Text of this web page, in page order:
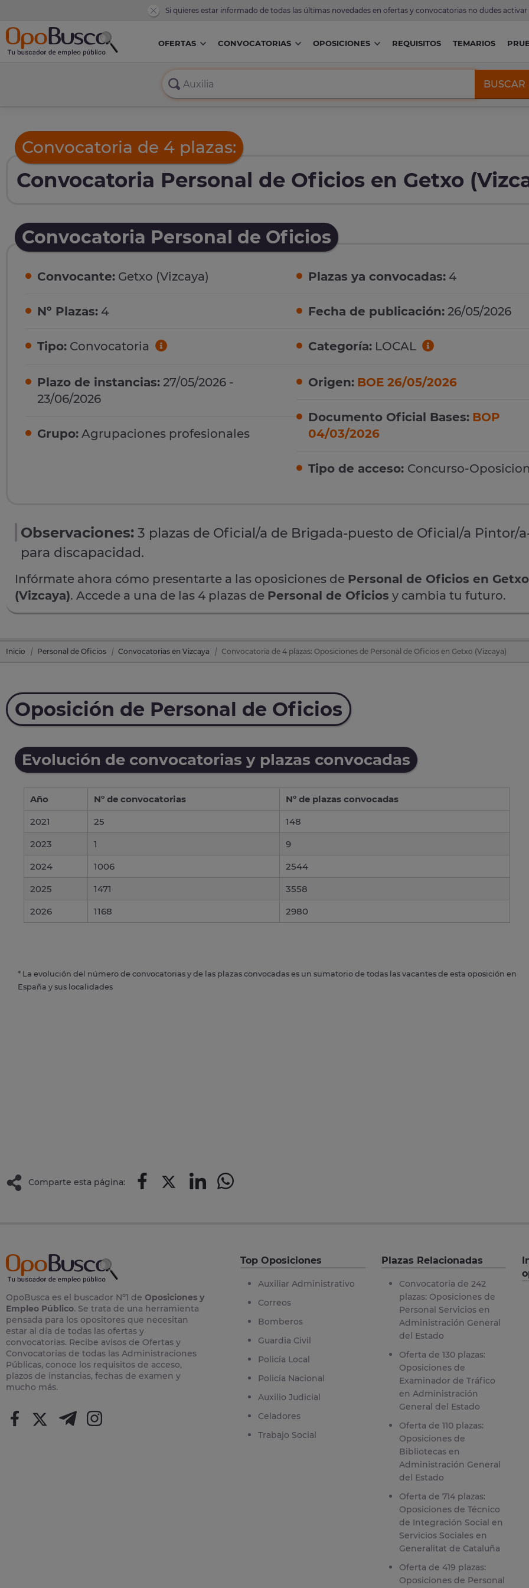
Si quieres estar informado de todas las últimas novedades en ofertas y convocatorias no dudes activar
OFERTAS CONVOCATORIAS OPOSICIONES REQUISITOS TEMARIOS
BUSCAR
Convocatoria de 4 plazas:
Convocatoria Personal de Oficios en Getxo
Convocatoria Personal de Oficios
Convocante: Getxo (Vizcaya)
Nº Plazas: 4
Tipo: Convocatoria
Plazo de instancias: 27/05/2026 -
23/06/2026
Grupo: Agrupaciones profesionales
Plazas ya convocadas: 4
Fecha de publicación: 26/05/2026
Categoría: LOCAL
Origen: BOE 26/05/2026
Documento Oficial Bases: BOP
04/03/2026
Tipo de acceso: Concurso-Oposicion
Observaciones: 3 plazas de Oficial/a de Brigada-puesto de Oficial/a Pintor/a-
para discapacidad.
Infórmate ahora cómo presentarte a las oposiciones de Personal de Oficios en Getxo
(Vizcaya). Accede a una de las 4 plazas de Personal de Oficios y cambia tu futuro.
Inicio Personal de Oficios Convocatorias en Vizcaya Convocatoria de 4 plazas: Oposiciones de Personal de Oficios en Getxo (Vizcaya)
Oposición de Personal de Oficios
Evolución de convocatorias y plazas convocadas
Año Nº de convocatorias
Nº de plazas convocadas
2021
25
148
2023
1
9
2024
1006
2544
2025
1471
3558
2026
1168 2980
* La evolución del número de convocatorias y de las plazas convocadas es un sumatorio de todas las vacantes de esta oposición en
España y sus localidades
Comparte esta página:
OpoBusca es el buscador Nº1 de Oposiciones y
Empleo Público. Se trata de una herramienta
pensada para los opositores que necesitan
estar al día de todas las ofertas y
convocatorias. Recibe avisos de Ofertas y
Convocatorias de todas las Administraciones
Públicas, conoce los requisitos de acceso,
plazos de instancias, fechas de examen y
mucho más.
Top Oposiciones
Auxiliar Administrativo
Correos
Bomberos
Guardia Civil
Policía Local
Policía Nacional
Auxilio Judicial
Celadores
Trabajo Social
Plazas Relacionadas
Convocatoria de 242
plazas: Oposiciones de
Personal Servicios en
Administración General
del Estado
Oferta de 130 plazas:
Oposiciones de
Examinador de Tráfico
en Administración
General del Estado
Oferta de 110 plazas:
Oposiciones de
Bibliotecas en
Administración General
del Estado
Oferta de 714 plazas:
Oposiciones de Técnico
de Integración Social en
Servicios Sociales en
Generalitat de Cataluña
Oferta de 419 plazas:
Oposiciones de Personal